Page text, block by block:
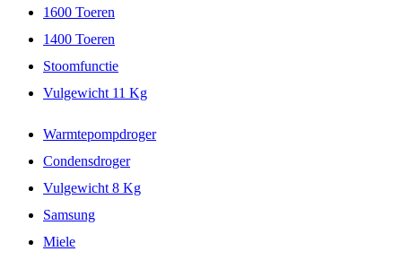
1600 Toeren
1400 Toeren
Stoomfunctie
Vulgewicht 11 Kg
Warmtepompdroger
Condensdroger
Vulgewicht 8 Kg
Samsung
Miele